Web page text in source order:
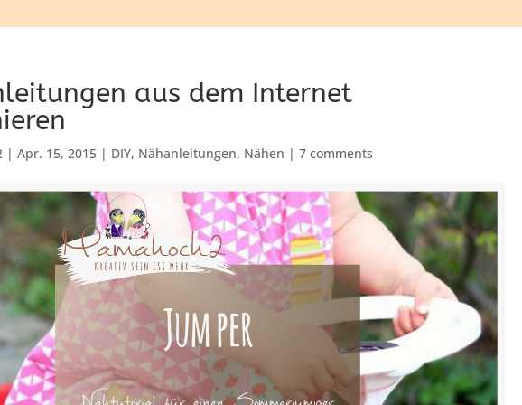
aus dem Internet
|Apr. 15, 2015 | DIY, Nähanleitungen, Nähen |7 comments